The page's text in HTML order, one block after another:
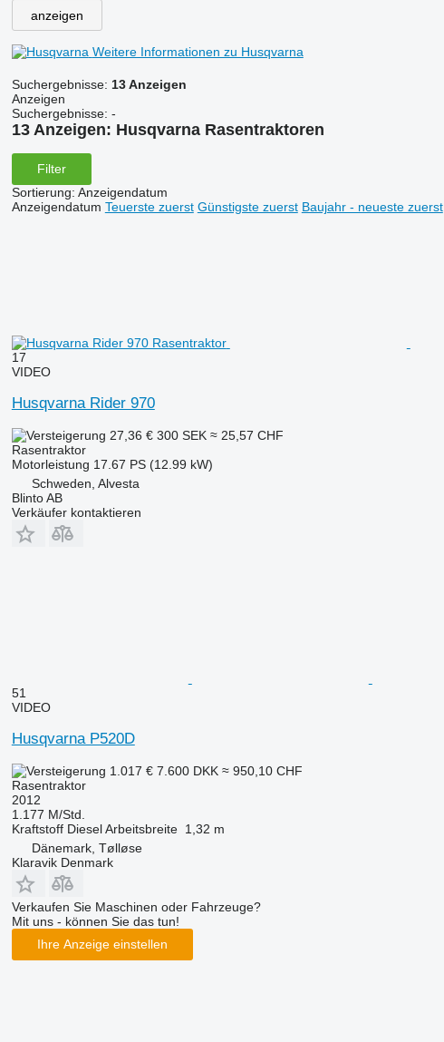
anzeigen
Weitere Informationen zu Husqvarna
Suchergebnisse: 13 Anzeigen
Anzeigen
Suchergebnisse: -
13 Anzeigen: Husqvarna Rasentraktoren
Filter
Sortierung: Anzeigendatum
Anzeigendatum Teuerste zuerst Günstigste zuerst Baujahr - neueste zuerst
17
VIDEO
Husqvarna Rider 970
27,36 € 300 SEK ≈ 25,57 CHF
Rasentraktor
Motorleistung 17.67 PS (12.99 kW)
Schweden, Alvesta
Blinto AB
Verkäufer kontaktieren
51
VIDEO
Husqvarna P520D
1.017 € 7.600 DKK ≈ 950,10 CHF
Rasentraktor
2012
1.177 M/Std.
Kraftstoff Diesel Arbeitsbreite 1,32 m
Dänemark, Tølløse
Klaravik Denmark
Verkaufen Sie Maschinen oder Fahrzeuge?
Mit uns - können Sie das tun!
Ihre Anzeige einstellen